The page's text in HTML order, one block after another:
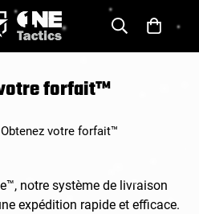
forfait™
Obtenez votre forfait™
notre système de livraison
expédition rapide et efficace.